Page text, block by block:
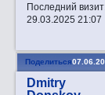
Последний
29.03.2025 21:07
Поделиться
Dmitry